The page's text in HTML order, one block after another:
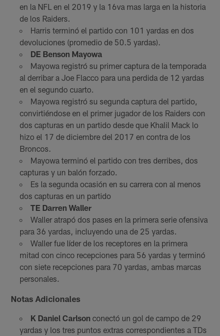
en la NFL en el 2019 y la 16va mas larga en la historia
de los Raiders.
Harris terminó el partido con 101 yardas en dos
devoluciones (promedio de 50.5 yardas).
DE Benson Mayowa
Mayowa registró su primer captura de la temporada
al derribar a Joe Flacco para una perdida de 12 yardas
en el segundo cuarto.
Mayowa registró su segunda captura del partido,
convirtiéndose en el primer jugador de los Raiders con
dos capturas en un partido desde que Khalil Mack lo
hizo el 17 de diciembre del 2017 en contra de los
Broncos.
Mayowa terminó el partido con tres derribes, dos
capturas y un balón forzado.
Es la segunda ocasión en su carrera con al menos
dos capturas en un partido
TE Darren Waller
Waller atrapó dos pases en la primera serie ofensiva
para 36 yardas, incluyendo una de 25 yardas.
Waller fue líder de los receptores en la primera
mitad con cinco recepciones para 56 yardas y terminó
con siete recepciones para 70 yardas, ambas marcas
personales.
Notas Adicionales
K Daniel Carlsonconectó un gol de campo de 29
yardas y los tres puntos extras correspondientes a TDs